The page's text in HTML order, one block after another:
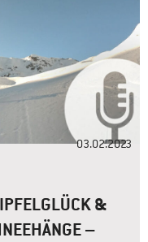
03.02.2023
&
–